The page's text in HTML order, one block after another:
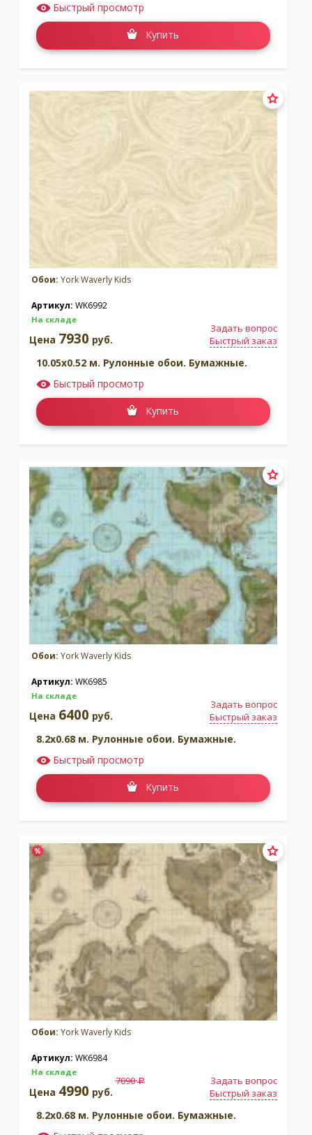
Быстрый просмотр
Купить
Обои: York Waverly Kids
Артикул: WK6992
На складе
Задать вопрос
Быстрый заказ
Цена 7930 руб.
10.05x0.52 м. Рулонные обои. Бумажные.
Быстрый просмотр
Купить
Обои: York Waverly Kids
Артикул: WK6985
На складе
Задать вопрос
Быстрый заказ
Цена 6400 руб.
8.2x0.68 м. Рулонные обои. Бумажные.
Быстрый просмотр
Купить
Обои: York Waverly Kids
Артикул: WK6984
На складе
Задать вопрос
Быстрый заказ
Цена 4990 руб.
7090a
8.2x0.68 м. Рулонные обои. Бумажные.